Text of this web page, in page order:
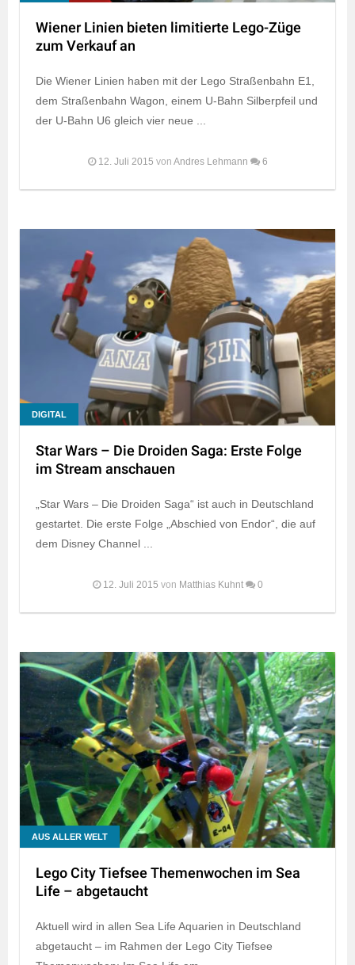
Wiener Linien bieten limitierte Lego-Züge
zum Verkauf an
Die Wiener Linien haben mit der Lego Straßenbahn E1,
dem Straßenbahn Wagon, einem U-Bahn Silberpfeil und
der U-Bahn U6 gleich vier neue ...
12. Juli 2015 von Andres Lehmann 6
DIGITAL
Star Wars – Die Droiden Saga: Erste Folge
im Stream anschauen
„Star Wars – Die Droiden Saga“ ist auch in Deutschland
gestartet. Die erste Folge „Abschied von Endor“, die auf
dem Disney Channel ...
12. Juli 2015 von Matthias Kuhnt 0
AUS ALLER WELT
Lego City Tiefsee Themenwochen im Sea
Life – abgetaucht
Aktuell wird in allen Sea Life Aquarien in Deutschland
abgetaucht – im Rahmen der Lego City Tiefsee